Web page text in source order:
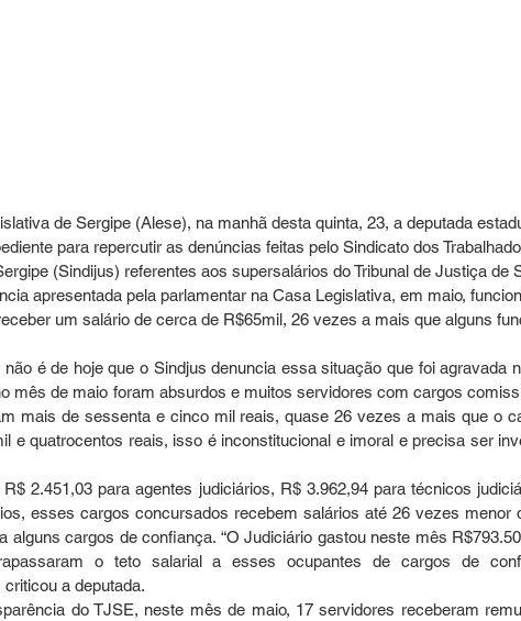
de Sergipe (Alese), na manhã desta quinta, 23, a deputada
para repercutir as denúncias feitas pelo Sindicato dos
(Sindijus) referentes aos supersalários do Tribunal de Justiça de
apresentada pela parlamentar na Casa Legislativa, em maio,
um salário de cerca de R$65mil, 26 vezes a mais que alguns
é de hoje que o Sindjus denuncia essa situação que foi agravada
mês de maio foram absurdos e muitos servidores com cargos
mais de sessenta e cinco mil reais, quase 26 vezes a mais que o
e quatrocentos reais, isso é inconstitucional e imoral e precisa ser
2.451,03 para agentes judiciários, R$ 3.962,94 para técnicos
esses cargos concursados recebem salários até 26 vezes menor
alguns cargos de confiança. “O Judiciário gastou neste mês
o teto salarial a esses ocupantes de cargos de
a deputada.
do TJSE, neste mês de maio, 17 servidores receberam